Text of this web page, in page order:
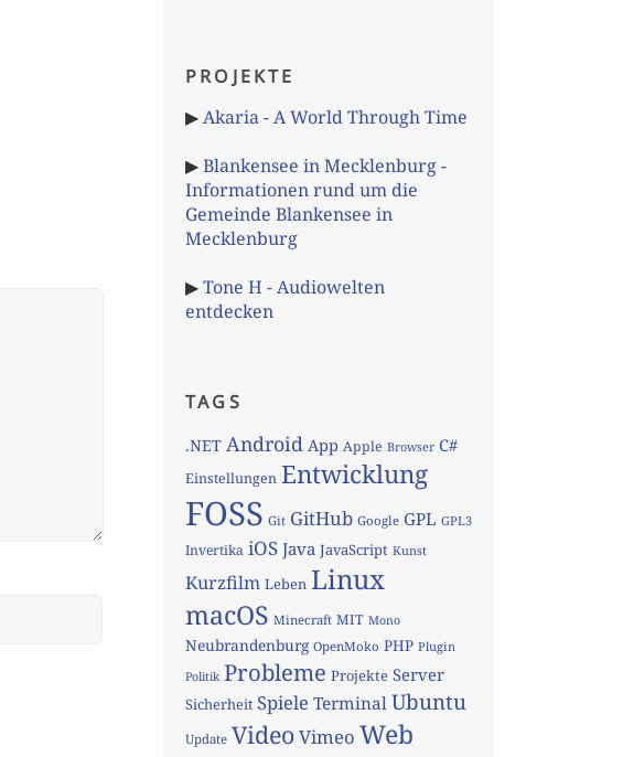
PROJEKTE
▶Akaria - A World Through Time
▶Blankensee in Mecklenburg -
Informationen rund um die
Gemeinde Blankensee in
Mecklenburg
▶Tone H - Audiowelten
entdecken
TAGS
.NET Android App Apple Browser C#
Einstellungen Entwicklung
FOSS Git GitHub Google GPL GPL3
Invertika iOS Java JavaScript Kunst
Kurzfilm Leben Linux
macOS Minecraft MIT Mono
Neubrandenburg OpenMoko PHP Plugin
Politik Probleme Projekte Server
Sicherheit Spiele TerminalUbuntu
Update VideoVimeo Web